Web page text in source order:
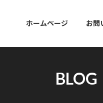
ホームページ お問
BLOG